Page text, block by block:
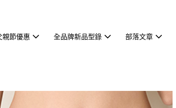
親節優惠 全品牌新品型錄 部落文章